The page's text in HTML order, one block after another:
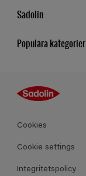
Sadolin
Populära kategorier
Kulörer
Produkter
Cookies
Cookie settings
Integritetspolicy